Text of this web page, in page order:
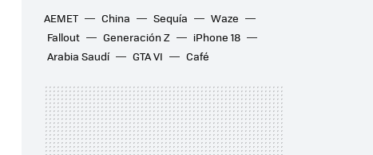
AEMET
China Sequía
Waze
Fallout
Generación Z
iPhone 18
Arabia Saudí
GTA VI Café